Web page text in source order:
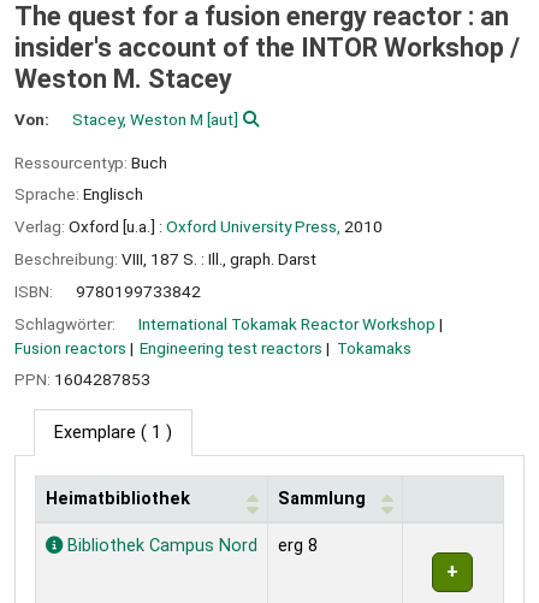
The quest for a fusion energy reactor : an
insider's account of the INTOR Workshop /
Weston M. Stacey
Von: Stacey, Weston M [aut]
Ressourcentyp: Buch
Sprache: Englisch
Verlag: Oxford [u.a.] : Oxford University Press, 2010
Beschreibung: VIII, 187 S. : Ill., graph. Darst
ISBN:
9780199733842
Schlagwörter:
International Tokamak Reactor Workshop
Fusion reactors
Engineering test reactors
Tokamaks
PPN: 1604287853
Exemplare ( 1 )
Exemplare
Heimatbibliothek Sammlung
Bibliothek Campus Nord erg 8